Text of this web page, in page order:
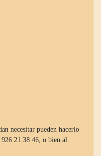
necesitar pueden hacerlo
21 38 46, o bien al